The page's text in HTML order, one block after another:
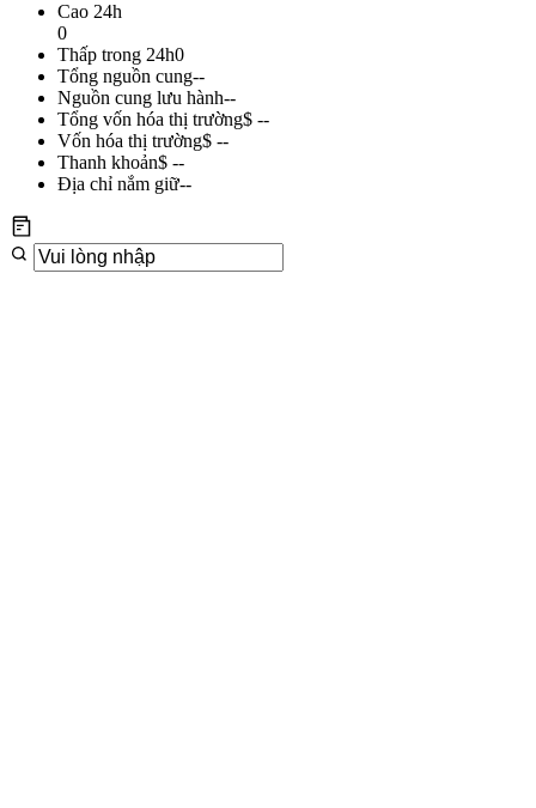
Cao 24h
0
Thấp trong 24h0
Tổng nguồn cung--
Nguồn cung lưu hành--
Tổng vốn hóa thị trường$ --
Vốn hóa thị trường$ --
Thanh khoản$ --
Địa chỉ nắm giữ--